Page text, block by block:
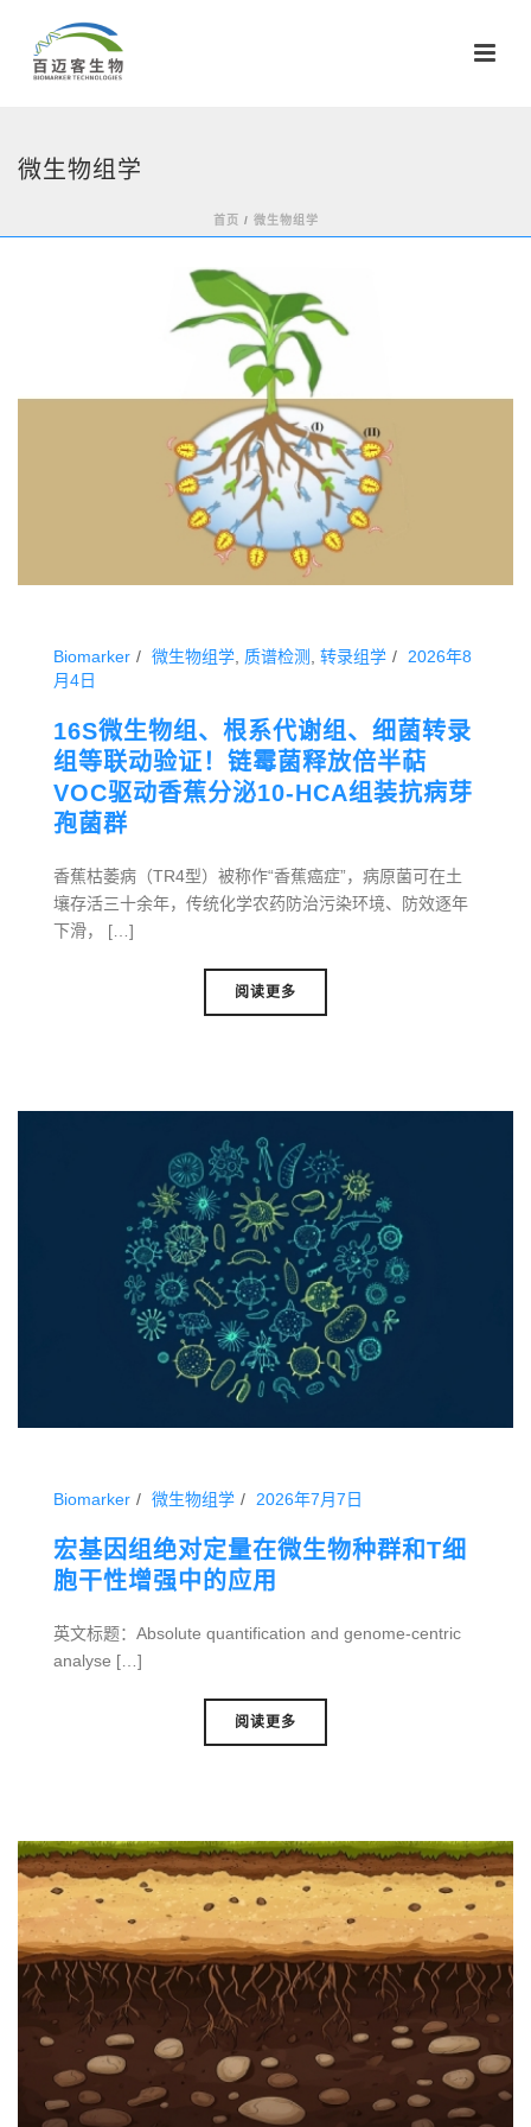
微生物组学
首页 / 微生物组学
Biomarker 微生物组学 质谱检测 转录组学
2026年8
月4日
16S微生物组、根系代谢组、细菌转录
组等联动验证！链霉菌释放倍半萜
VOC驱动香蕉分泌10-HCA组装抗病芽
孢菌群
香蕉枯萎病（TR4型）被称作“香蕉癌症”，病原菌可在土
壤存活三十余年，传统化学农药防治污染环境、防效逐年
下滑， […]
阅读更多
Biomarker 微生物组学 2026年7月7日
宏基因组绝对定量在微生物种群和T细
胞干性增强中的应用
英文标题：Absolute quantification and genome-centric
analyse […]
阅读更多